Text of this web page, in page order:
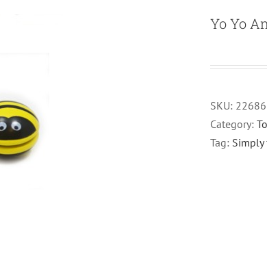
Yo Yo
SKU: 22686
Category:
Tag: Simply